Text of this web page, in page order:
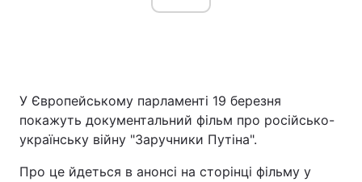
Головна Війна
У Європейському парламенті 19 березня
покажуть документальний фільм про російсько-
українську війну "Заручники Путіна".
Про це йдеться в анонсі на сторінці фільму у